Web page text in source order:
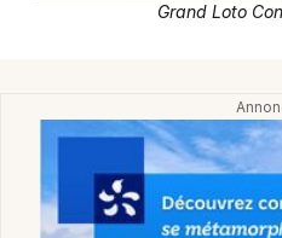
Jeux concours
Artistes en tournée
Actus à Sélestat
Grand Loto